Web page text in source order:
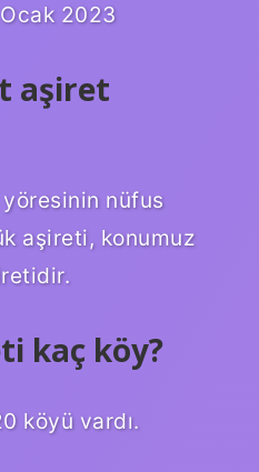
2023
aşiret
nüfus
aşireti, konumuz
kaç köy?
köyü vardı.